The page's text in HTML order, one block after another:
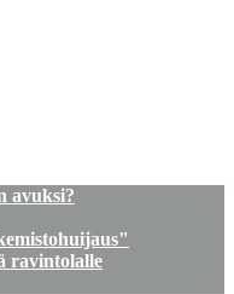
avuksi?
ravintolalle